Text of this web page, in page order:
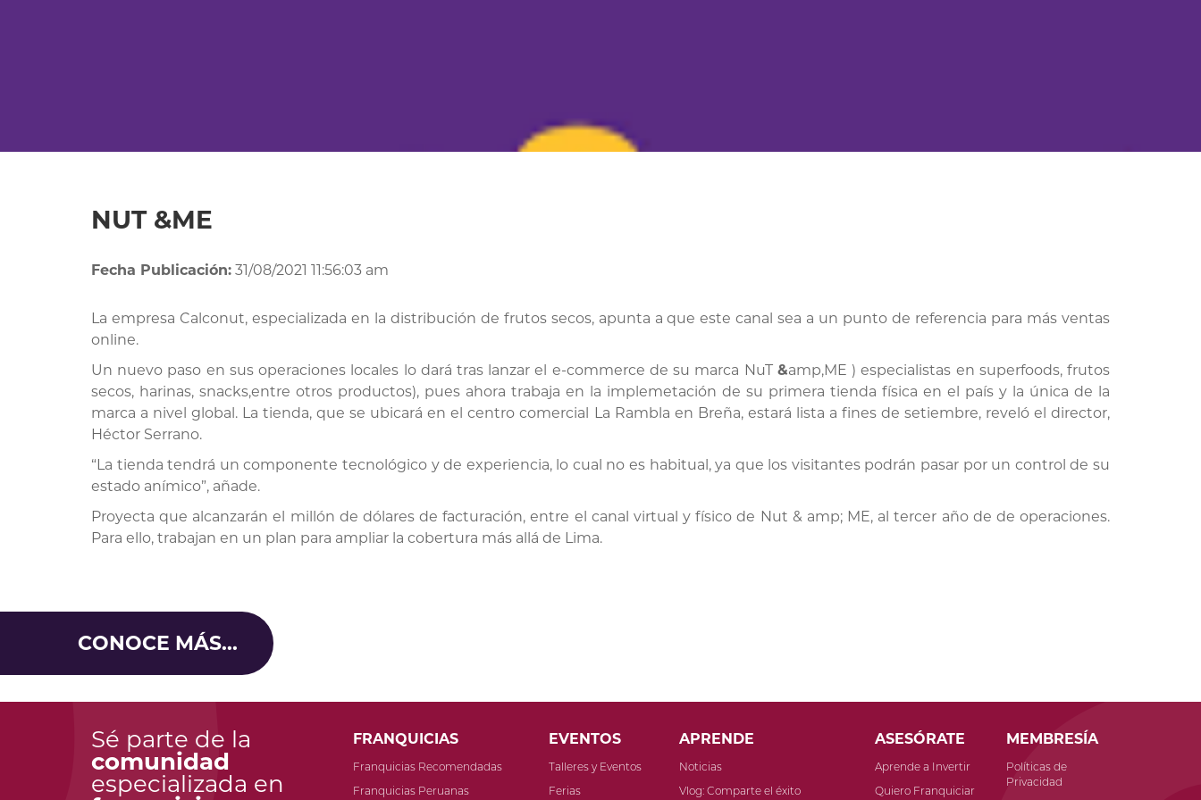
NUT &ME
Fecha Publicación: 31/08/2021 11:56:03 am
La empresa Calconut, especializada en la distribución de frutos secos, apunta a que este canal sea a un punto de referencia para más ventas
online.
Un nuevo paso en sus operaciones locales lo dará tras lanzar el e-commerce de su marca NuT &amp,ME ) especialistas en superfoods, frutos
secos, harinas, snacks,entre otros productos), pues ahora trabaja en la implemetación de su primera tienda física en el país y la única de la
marca a nivel global. La tienda, que se ubicará en el centro comercial La Rambla en Breña, estará lista a fines de setiembre, reveló el director,
Héctor Serrano.
“La tienda tendrá un componente tecnológico y de experiencia, lo cual no es habitual, ya que los visitantes podrán pasar por un control de su
estado anímico”, añade.
Proyecta que alcanzarán el millón de dólares de facturación, entre el canal virtual y físico de Nut & amp; ME, al tercer año de de operaciones.
Para ello, trabajan en un plan para ampliar la cobertura más allá de Lima.
CONOCE MÁS...
Sé parte de la
comunidad
especializada en
FRANQUICIAS
Franquicias Recomendadas
Franquicias Peruanas
EVENTOS
Talleres y Eventos
Ferias
APRENDE
Noticias
Vlog: Comparte el éxito
ASESÓRATE
Aprende a Invertir
Quiero Franquiciar
MEMBRESÍA
Políticas de
Privacidad